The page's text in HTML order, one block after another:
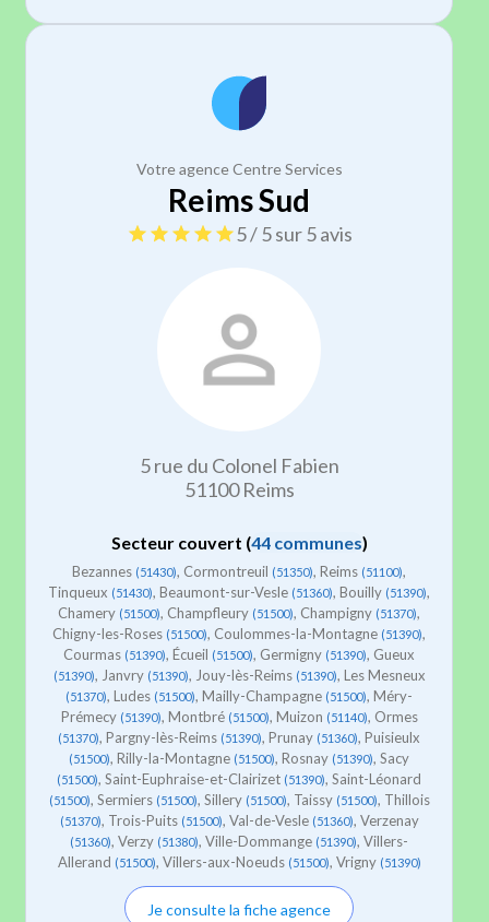
Votre agence Centre Services
Reims Sud
5 / 5 sur 5 avis
5 rue du Colonel Fabien
51100 Reims
Secteur couvert (44 communes)
Bezannes (51430), Cormontreuil (51350), Reims (51100),
Tinqueux (51430), Beaumont-sur-Vesle (51360), Bouilly (51390),
Chamery (51500), Champfleury (51500), Champigny (51370),
Chigny-les-Roses (51500), Coulommes-la-Montagne (51390),
Courmas (51390), Écueil (51500), Germigny (51390), Gueux
(51390), Janvry (51390), Jouy-lès-Reims (51390), Les Mesneux
(51370), Ludes (51500), Mailly-Champagne (51500), Méry-
Prémecy (51390), Montbré (51500), Muizon (51140), Ormes
(51370), Pargny-lès-Reims (51390), Prunay (51360), Puisieulx
(51500), Rilly-la-Montagne (51500), Rosnay (51390), Sacy
(51500), Saint-Euphraise-et-Clairizet (51390), Saint-Léonard
(51500), Sermiers (51500), Sillery (51500), Taissy (51500), Thillois
(51370), Trois-Puits (51500), Val-de-Vesle (51360), Verzenay
(51360), Verzy (51380), Ville-Dommange (51390), Villers-
Allerand (51500), Villers-aux-Noeuds (51500), Vrigny (51390)
Je consulte la fiche agence